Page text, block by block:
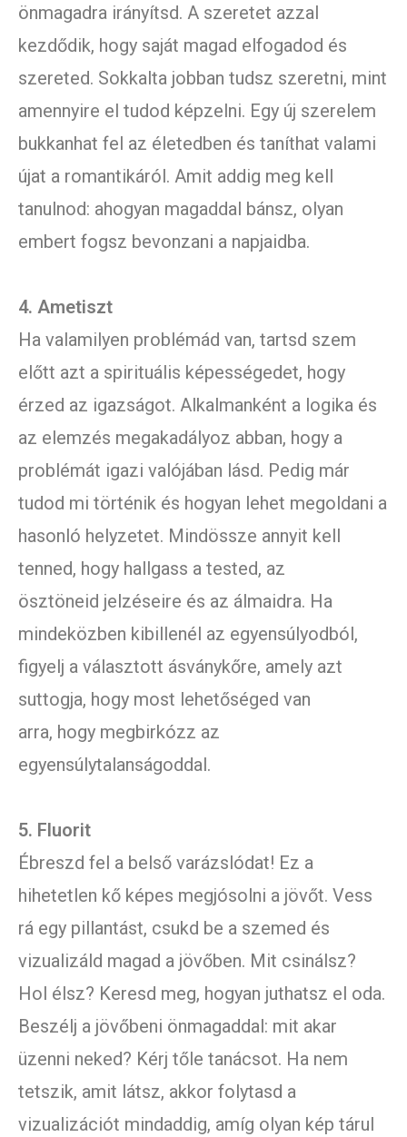
önmagadra irányítsd. A szeretet azzal
kezdődik, hogy saját magad elfogadod és
szereted. Sokkalta jobban tudsz szeretni, mint
amennyire el tudod képzelni. Egy új szerelem
bukkanhat fel az életedben és taníthat valami
újat a romantikáról. Amit addig meg kell
tanulnod: ahogyan magaddal bánsz, olyan
embert fogsz bevonzani a napjaidba.
4. Ametiszt
Ha valamilyen problémád van, tartsd szem
előtt azt a spirituális képességedet, hogy
érzed az igazságot. Alkalmanként a logika és
az elemzés megakadályoz abban, hogy a
problémát igazi valójában lásd. Pedig már
tudod mi történik és hogyan lehet megoldani a
hasonló helyzetet. Mindössze annyit kell
tenned, hogy hallgass a tested, az
ösztöneid jelzéseire és az álmaidra. Ha
mindeközben kibillenél az egyensúlyodból,
figyelj a választott ásványkőre, amely azt
suttogja, hogy most lehetőséged van
arra, hogy megbirkózz az
egyensúlytalanságoddal.
5. Fluorit
Ébreszd fel a belső varázslódat! Ez a
hihetetlen kő képes megjósolni a jövőt. Vess
rá egy pillantást, csukd be a szemed és
vizualizáld magad a jövőben. Mit csinálsz?
Hol élsz? Keresd meg, hogyan juthatsz el oda.
Beszélj a jövőbeni önmagaddal: mit akar
üzenni neked? Kérj tőle tanácsot. Ha nem
tetszik, amit látsz, akkor folytasd a
vizualizációt mindaddig, amíg olyan kép tárul